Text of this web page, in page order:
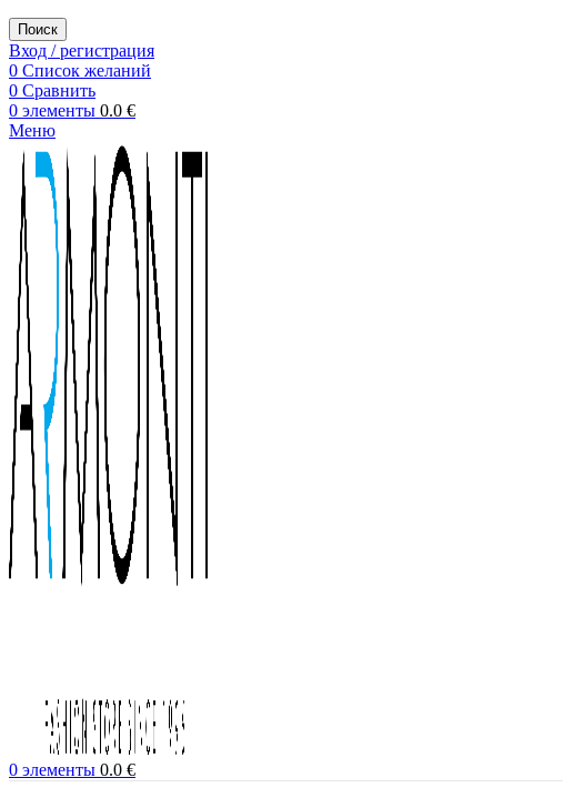
Поиск
Вход / регистрация
0 Список желаний
0 Сравнить
0 элементы 0.0 €
Меню
0 элементы 0.0 €